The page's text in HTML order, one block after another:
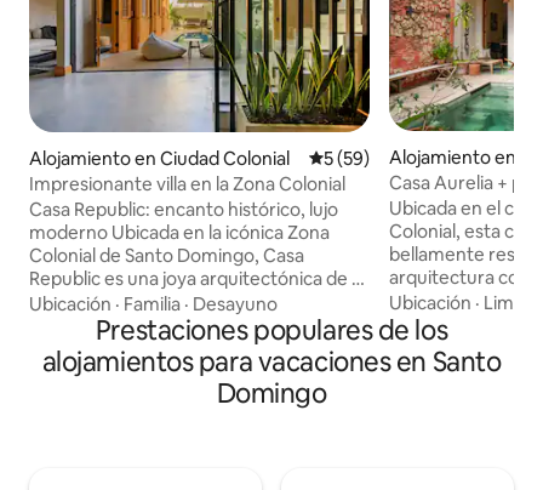
Alojamiento en Ciudad Colonial Calificación promedio: 5 de
5 (59)
Impresionante villa en la Zona Colonial
Casa Republic: encanto histórico, lujo
moderno Ubicada en la icónica Zona
Colonial de Santo Domingo, Casa
Republic es una joya arquitectónica de 4
suites donde el patrimonio colonial se
encuentra con el diseño
contemporáneo. Refrescate en tu pileta
privada, relajate en la terraza de la
azotea o en elegantes espacios
interiores y exteriores diseñados para
Ubicación · Familia · Desayuno
Alojamiento en
Casa Aurelia +
personas
Ubicada en el
Colonial, esta
bellamente
arquitectura
ambiente fresco y
Santa Bárbara
departamentos
diseñados que
Ubicación ·
Prestaciones populares de los
alojamientos para vacaciones en Santo
Domingo